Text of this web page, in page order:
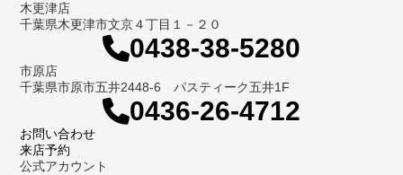
木更津店
千葉県木更津市文京４丁目１－２０
0438-38-5280
市原店
千葉県市原市五井2448-6 パスティーク五井1F
0436-26-4712
お問い合わせ
来店予約
公式アカウント